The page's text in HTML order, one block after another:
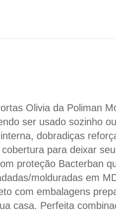
Olivia da Poliman
ser usado sozinho
dobradiças
para deixar
proteção Bacterban
molduradas em
com embalagens
casa. Perfeita